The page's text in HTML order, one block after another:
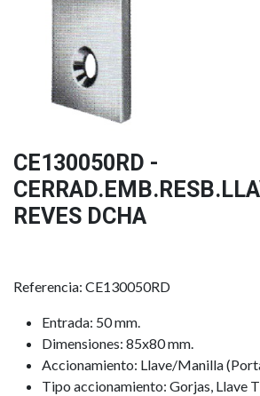
CE130050RD -
REVES DCHA
Referencia: CE130050RD
Entrada: 50 mm.
Dimensiones: 85x80 mm.
Accionamiento: Llave/Manilla
Tipo accionamiento: Gorjas, Llave